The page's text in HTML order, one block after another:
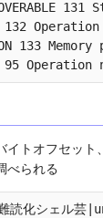
132
133
イトオフセッ
べられる
読化シェル芸